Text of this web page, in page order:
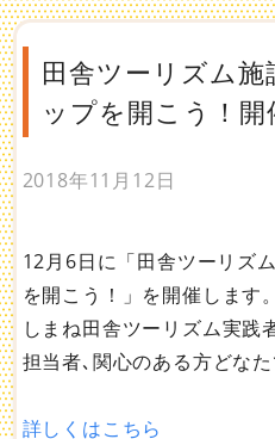
田舎ツーリズム施
ップを開こう！
2018年11月12日
12月6日に「田舎ツーリズ
を開こう！」を開催します。
しまね田舎ツーリズム実践
担当者､関心のある方どなた
詳しくはこちら